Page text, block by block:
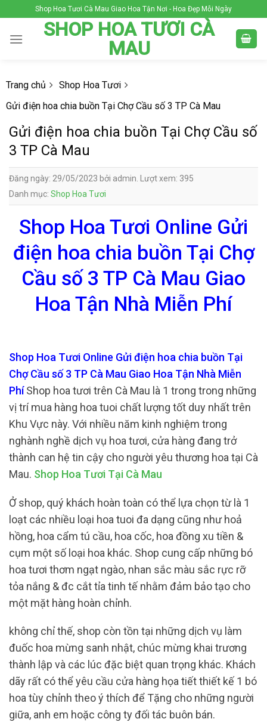
to
content
Shop Hoa Tươi Cà Mau Giao Hoa Tận Nơi - Hoa Đẹp Mỗi Ngày
SHOP HOA TƯƠI CÀ
MAU
Trang chủ
Shop Hoa Tươi
Gửi điện hoa chia buồn Tại Chợ Cầu số 3 TP Cà Mau
Gửi điện hoa chia buồn Tại Chợ Cầu số
3 TP Cà Mau
Đăng ngày: 29/05/2023 bởi admin. Lượt xem: 395
Danh mục: Shop Hoa Tươi
Shop Hoa Tươi Online Gửi
điện hoa chia buồn Tại Chợ
Cầu số 3 TP Cà Mau Giao
Hoa Tận Nhà Miễn Phí
Shop Hoa Tươi Online Gửi điện hoa chia buồn Tại
Chợ Cầu số 3 TP Cà Mau Giao Hoa Tận Nhà Miễn
PhíShop hoa tươi trên Cà Mau là 1 trong trong những
vị trí mua hàng hoa tuoi chất lượng tốt duy nhất trên
Khu Vực này. Với nhiều năm kinh nghiệm trong
nghành nghề dịch vụ hoa tươi, cửa hàng đang trở
thành can hệ tin cậy cho người yêu thương hoa tại Cà
Mau. Shop Hoa Tươi Tại Cà Mau
Ở shop, quý khách hoàn toàn có thể lựa chọn từ là 1
loạt các nhiều loại hoa tuoi đa dạng cũng như hoả
hồng, hoa cẩm tú cầu, hoa cốc, hoa đồng xu tiền &
cụm một số loại hoa khác. Shop cung cấp những bó
hoa tươi thơm ngạt ngào, nhan sắc màu sắc rực rỡ
tỏa nắng & đc cắt tỉa tinh tế nhằm đảm bảo tạo cho
một mặt hàng hoàn chỉnh.
không chỉ thế, shop còn tồn tại những dịch vụ làm
đuốc hoa mừng sanh nhật, chúc mừng khai trương
thành lập và các lúc đặc biệt quan trọng khác. Khách
dãy rất có thể yêu cầu cửa hàng họa tiết thiết kế 1 bó
hoa tùy chỉnh theo ý thích để Tặng cho những người
giữa, anh em hoặc công ty đối tác buôn bán.